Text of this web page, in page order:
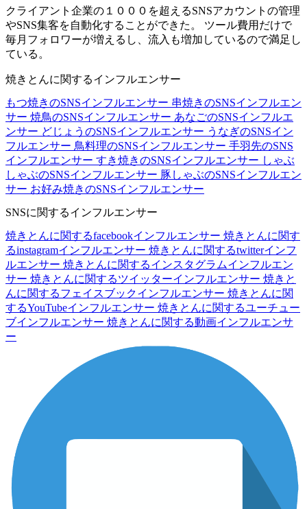
クライアント企業の１０００を超えるSNSアカウントの管理
やSNS集客を自動化することができた。 ツール費用だけで
毎月フォロワーが増えるし、流入も増加しているので満足し
ている。
焼きとんに関するインフルエンサー
もつ焼きのSNSインフルエンサー 串焼きのSNSインフルエン
サー 焼鳥のSNSインフルエンサー あなごのSNSインフルエ
ンサー どじょうのSNSインフルエンサー うなぎのSNSイン
フルエンサー 鳥料理のSNSインフルエンサー 手羽先のSNS
インフルエンサー すき焼きのSNSインフルエンサー しゃぶ
しゃぶのSNSインフルエンサー 豚しゃぶのSNSインフルエン
サー お好み焼きのSNSインフルエンサー
SNSに関するインフルエンサー
焼きとんに関するfacebookインフルエンサー 焼きとんに関す
るinstagramインフルエンサー 焼きとんに関するtwitterインフ
ルエンサー 焼きとんに関するインスタグラムインフルエン
サー 焼きとんに関するツイッターインフルエンサー 焼きと
んに関するフェイスブックインフルエンサー 焼きとんに関
するYouTubeインフルエンサー 焼きとんに関するユーチュー
ブインフルエンサー 焼きとんに関する動画インフルエンサ
ー